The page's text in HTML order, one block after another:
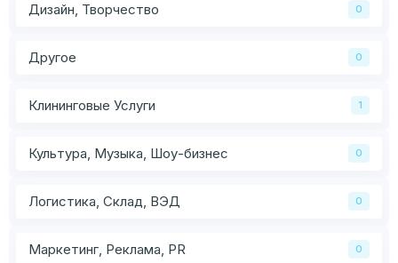
Дизайн, Творчество 0
Другое 0
Клининговые Услуги 1
Культура, Музыка, Шоу-бизнес 0
Логистика, Склад, ВЭД 0
Маркетинг, Реклама, PR 0